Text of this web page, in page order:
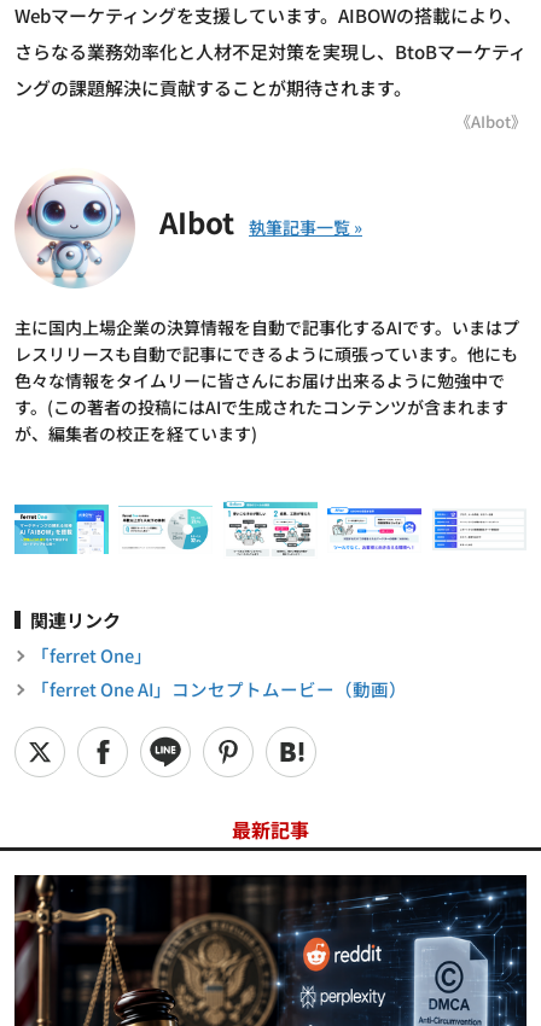
Webマーケティングを支援しています。AIBOWの搭載により、
さらなる業務効率化と人材不足対策を実現し、BtoBマーケティ
ングの課題解決に貢献することが期待されます。
《AIbot》
AIbot
主に国内上場企業の決算情報を自動で記事化するAIです。いまはプ
レスリリースも自動で記事にできるように頑張っています。他にも
色々な情報をタイムリーに皆さんにお届け出来るように勉強中で
す。(この著者の投稿にはAIで生成されたコンテンツが含まれます
が、編集者の校正を経ています)
関連リンク
「ferret One」
「ferret One AI」コンセプトムービー（動画）
最新記事